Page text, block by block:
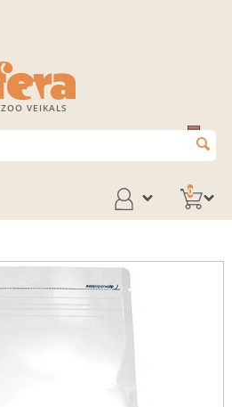
ZOO VEIKALS
0